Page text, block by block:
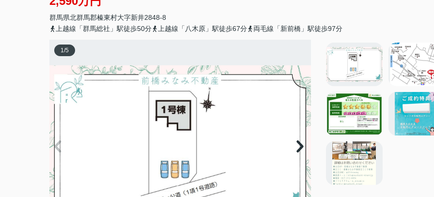
群馬県北群馬郡榛東村大字新井2848-8
上越線「群馬総社」駅徒歩50分
上越線「八木原」駅徒歩67分 両毛線「新前橋」駅徒歩97分
1/5